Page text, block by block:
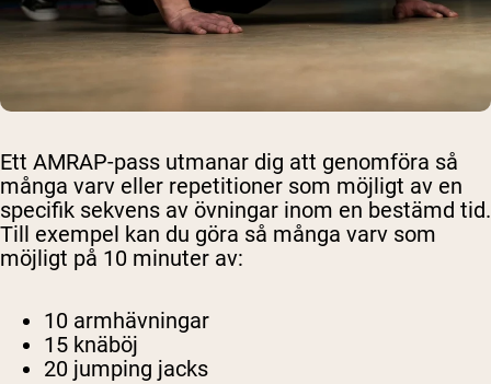
Ett AMRAP-pass utmanar dig att genomföra så
många varv eller repetitioner som möjligt av en
specifik sekvens av övningar inom en bestämd tid.
Till exempel kan du göra så många varv som
möjligt på 10 minuter av:
10 armhävningar
15 knäböj
20 jumping jacks